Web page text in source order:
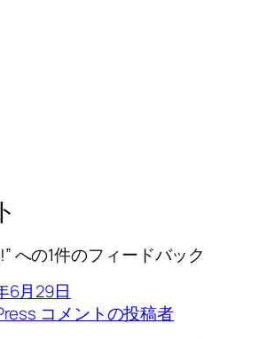
への1件のフィードバック
6月29日
コメントの投稿者